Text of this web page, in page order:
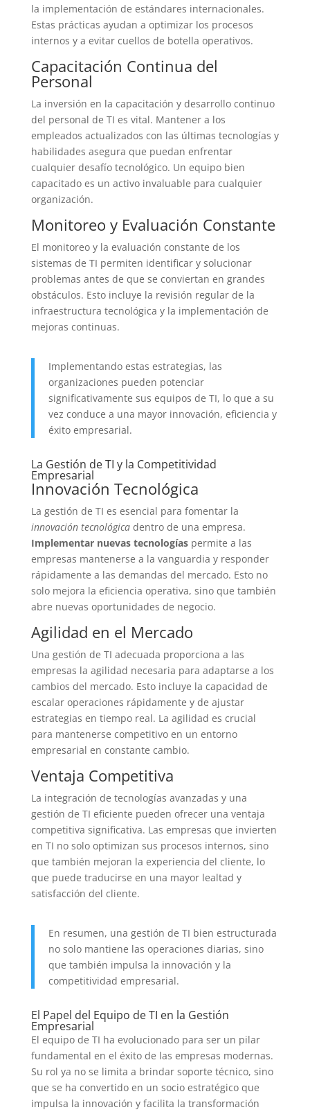
la implementación de estándares internacionales.
Estas prácticas ayudan a optimizar los procesos
internos y a evitar cuellos de botella operativos.
Capacitación Continua del
Personal
La inversión en la capacitación y desarrollo continuo
del personal de TI es vital. Mantener a los
empleados actualizados con las últimas tecnologías y
habilidades asegura que puedan enfrentar
cualquier desafío tecnológico. Un equipo bien
capacitado es un activo invaluable para cualquier
organización.
Monitoreo y Evaluación Constante
El monitoreo y la evaluación constante de los
sistemas de TI permiten identificar y solucionar
problemas antes de que se conviertan en grandes
obstáculos. Esto incluye la revisión regular de la
infraestructura tecnológica y la implementación de
mejoras continuas.
Implementando estas estrategias, las
organizaciones pueden potenciar
significativamente sus equipos de TI, lo que a su
vez conduce a una mayor innovación, eficiencia y
éxito empresarial.
La Gestión de TI y la Competitividad
Empresarial
Innovación Tecnológica
La gestión de TI es esencial para fomentar la
innovación tecnológicadentro de una empresa.
Implementar nuevas tecnologíaspermite a las
empresas mantenerse a la vanguardia y responder
rápidamente a las demandas del mercado. Esto no
solo mejora la eficiencia operativa, sino que también
abre nuevas oportunidades de negocio.
Agilidad en el Mercado
Una gestión de TI adecuada proporciona a las
empresas la agilidad necesaria para adaptarse a los
cambios del mercado. Esto incluye la capacidad de
escalar operaciones rápidamente y de ajustar
estrategias en tiempo real. La agilidad es crucial
para mantenerse competitivo en un entorno
empresarial en constante cambio.
Ventaja Competitiva
La integración de tecnologías avanzadas y una
gestión de TI eficiente pueden ofrecer una ventaja
competitiva significativa. Las empresas que invierten
en TI no solo optimizan sus procesos internos, sino
que también mejoran la experiencia del cliente, lo
que puede traducirse en una mayor lealtad y
satisfacción del cliente.
En resumen, una gestión de TI bien estructurada
no solo mantiene las operaciones diarias, sino
que también impulsa la innovación y la
competitividad empresarial.
El Papel del Equipo de TI en la Gestión
Empresarial
El equipo de TI ha evolucionado para ser un pilar
fundamental en el éxito de las empresas modernas.
Su rol ya no se limita a brindar soporte técnico, sino
que se ha convertido en un socio estratégico que
impulsa la innovación y facilita la transformación